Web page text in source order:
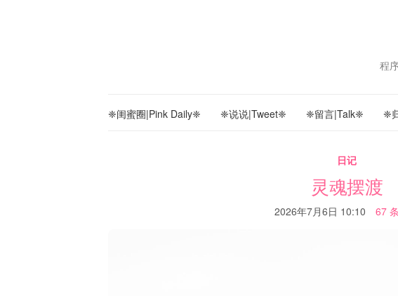
程
❈闺蜜圈|Pink Daily❈ ❈说说|Tweet❈ ❈留言|Talk❈ ❈
日记
灵魂摆渡
2026年7月6日 10:10 67